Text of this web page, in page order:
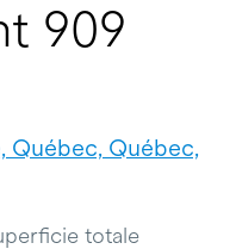
909
Québec, Québec,
totale